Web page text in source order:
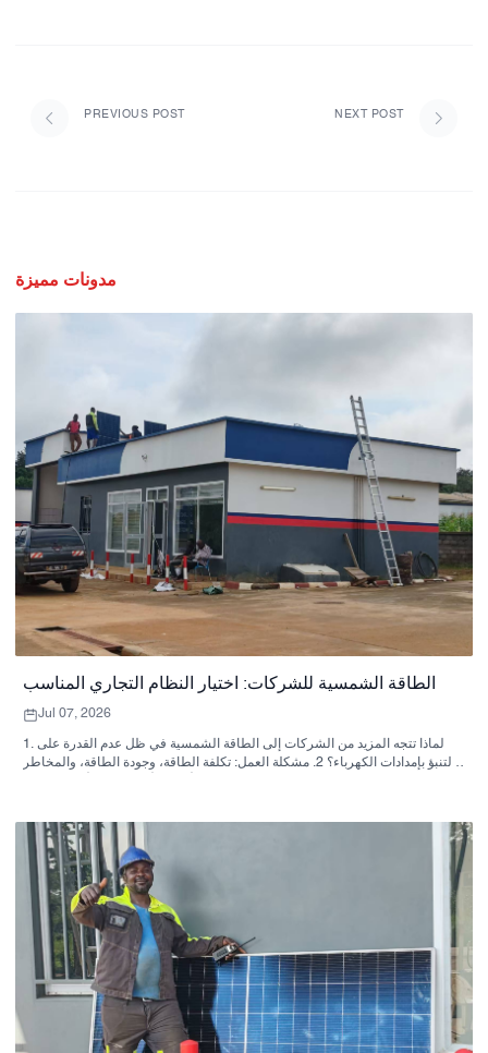
PREVIOUS POST NEXT POST
مدونات مميزة
الطاقة الشمسية للشركات: اختيار النظام التجاري المناسب
Jul 07, 2026
1. لماذا تتجه المزيد من الشركات إلى الطاقة الشمسية في ظل عدم القدرة على
التنبؤ بإمدادات الكهرباء؟ 2. مشكلة العمل: تكلفة الطاقة، وجودة الطاقة، والمخاطر